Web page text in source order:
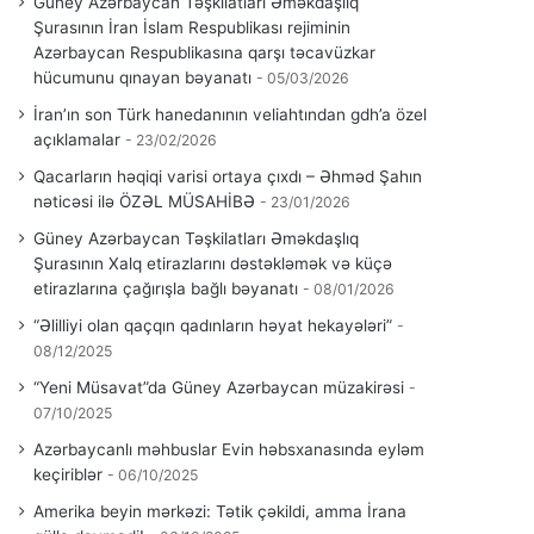
Şurasının İran İslam Respublikası rejiminin
Azərbaycan Respublikasına qarşı təcavüzkar
hücumunu qınayan bəyanatı
05/03/2026
İran’ın son Türk hanedanının veliahtından gdh’a özel
açıklamalar
23/02/2026
Qacarların həqiqi varisi ortaya çıxdı – Əhməd Şahın
nəticəsi ilə ÖZƏL MÜSAHİBƏ
23/01/2026
Güney Azərbaycan Təşkilatları Əməkdaşlıq
Şurasının Xalq etirazlarını dəstəkləmək və küçə
etirazlarına çağırışla bağlı bəyanatı
08/01/2026
“Əlilliyi olan qaçqın qadınların həyat hekayələri”
08/12/2025
“Yeni Müsavat”da Güney Azərbaycan müzakirəsi
07/10/2025
Azərbaycanlı məhbuslar Evin həbsxanasında eyləm
keçiriblər
06/10/2025
Amerika beyin mərkəzi: Tətik çəkildi, amma İrana